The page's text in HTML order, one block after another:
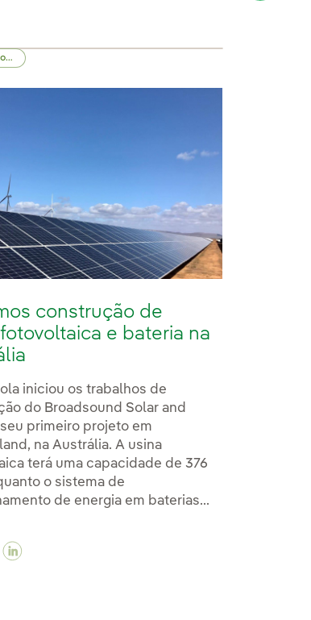
MW nos Estados Unidos
791 MW nos Estados Unidos
de 791 MW nos Estados Unidos
construção de
e bateria na
iniciou os trabalhos de
do Broadsound Solar and
seu primeiro projeto em
na Austrália. A usina
terá uma capacidade de 376
o sistema de
de energia em baterias...
Iniciamos construção de usina
Twitter Iniciamos construção de usina